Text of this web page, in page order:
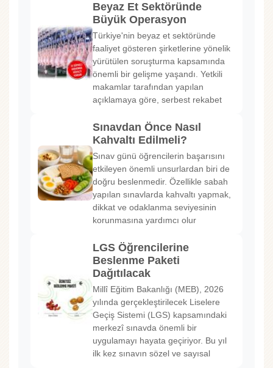
Beyaz Et Sektöründe
Büyük Operasyon
Türkiye'nin beyaz et sektöründe
faaliyet gösteren şirketlerine yönelik
yürütülen soruşturma kapsamında
önemli bir gelişme yaşandı. Yetkili
makamlar tarafından yapılan
açıklamaya göre, serbest rekabet
Sınavdan Önce Nasıl
Kahvaltı Edilmeli?
Sınav günü öğrencilerin başarısını
etkileyen önemli unsurlardan biri de
doğru beslenmedir. Özellikle sabah
yapılan sınavlarda kahvaltı yapmak,
dikkat ve odaklanma seviyesinin
korunmasına yardımcı olur
LGS Öğrencilerine
Beslenme Paketi
Dağıtılacak
Millî Eğitim Bakanlığı (MEB), 2026
yılında gerçekleştirilecek Liselere
Geçiş Sistemi (LGS) kapsamındaki
merkezî sınavda önemli bir
uygulamayı hayata geçiriyor. Bu yıl
ilk kez sınavın sözel ve sayısal